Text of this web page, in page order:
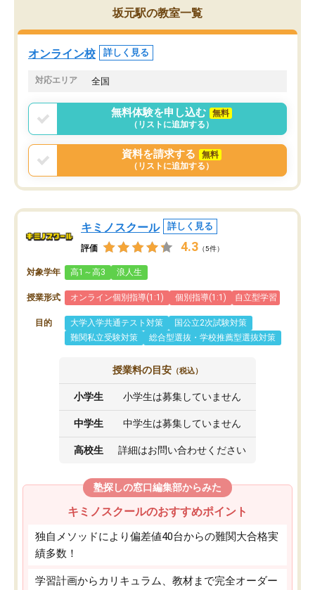
うちの子は、初回面談の講師の方で決
オンラインツールを使用した単語帳の
共有があり宿題もそちらで出される形
でした。
言う事で講師変更の申し出があり、あ
まりに短期での変更だった為、塾に通
う事にして退会しました。遅れも取り
戻せ、授業内容や講師の方は良かった
と思います。
くなってきたようなので
坂元駅の教室一覧
オンライン校 詳しく見る
対応エリア 全国
無料体験を申し込む
無料
（リストに追加する）
資料を請求する
無料
（リストに追加する）
キミノスクール 詳しく見る
評価 4.3 （5件）
対象学年 高1～高3 浪人生
授業形式 オンライン個別指導(1:1) 個別指導(1:1) 自立型学習
目的 大学入学共通テスト対策
国公立2次試験対策
難関私立受験対策
総合型選抜・学校推薦型選抜対策
授業料の目安 （税込）
小学生 小学生は募集していません
中学生 中学生は募集していません
高校生 詳細はお問い合わせください
塾探しの窓口編集部からみた
キミノスクールのおすすめポイント
独自メソッドにより偏差値40台からの難関大合格実
績多数！
学習計画からカリキュラム、教材まで完全オーダー